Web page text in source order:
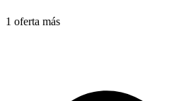
1 oferta más